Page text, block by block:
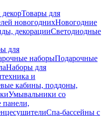
Товары для
новогоднихНовогодние
декорацииСветодиодные
для
наборыПодарочные
Наборы для
и
кабины, поддоны,
Умывальники со
Спа-бассейны с